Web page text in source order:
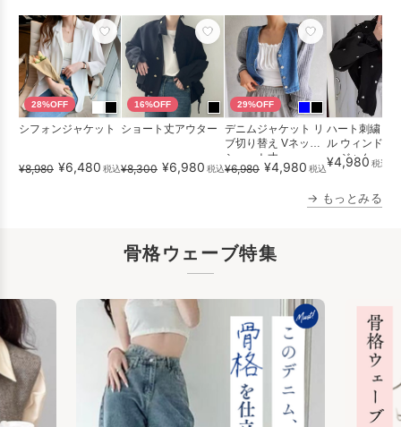
28%OFF
シフォンジャケット
¥8,980 ¥6,480 税込
16%OFF
ショート丈アウター
¥8,300 ¥6,980 税込
29%OFF
デニムジャケット リ
ブ切り替え Vネック
ショート丈
¥6,980 ¥4,980 税込
ハート刺繍 カ
ル ウィンドブ
ー ジャケット
¥4,980 税込
→ もっとみる
骨格ウェーブ特集